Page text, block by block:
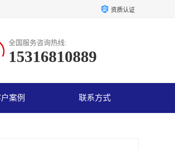
资质认证
全国服务咨询热线:
15316810889
案例 联系方式